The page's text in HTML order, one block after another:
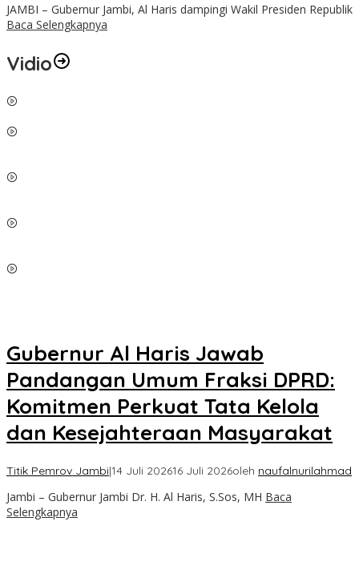
JAMBI – Gubernur Jambi, Al Haris dampingi Wakil Presiden Republik
Baca Selengkapnya
Vidio
Gubernur Al Haris Jawab
Pandangan Umum Fraksi DPRD:
Komitmen Perkuat Tata Kelola
dan Kesejahteraan Masyarakat
Titik Pemrov Jambi|14 Juli 202616 Juli 2026oleh naufalnurilahmad
Jambi – Gubernur Jambi Dr. H. Al Haris, S.Sos, MH Baca
Selengkapnya